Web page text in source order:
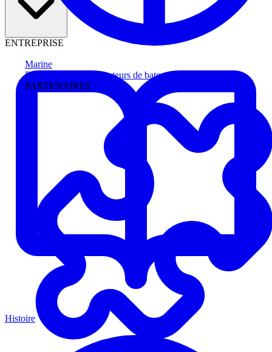
Marine
Faites avancer les acheteurs de bateau
PARTENAIRES
ENTREPRISE
Histoire